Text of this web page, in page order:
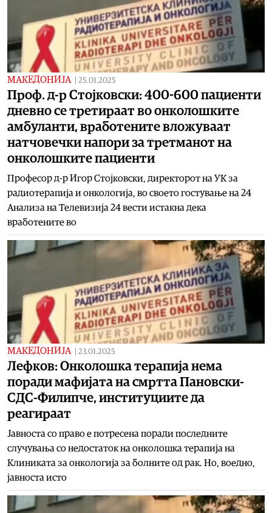
МАКЕДОНИЈА 25.01.2025
Проф. д-р Стојковски: 400-600 пациенти
дневно се третираат во онколошките
амбуланти, вработените вложуваат
натчовечки напори за третманот на
онколошките пациенти
Професор д-р Игор Стојковски, директорот на УК за
радиотерапија и онкологија, во своето гостување на 24
Анализа на Телевизија 24 вести истакна дека
вработените во
МАКЕДОНИЈА 23.01.2025
Лефков: Онколошка терапија нема
поради мафијата на смртта Пановски-
СДС-Филипче, институциите да
реагираат
Јавноста со право е потресена поради последните
случувања со недостаток на онколошка терапија на
Клиниката за онкологија за болните од рак. Но, воедно,
јавноста исто